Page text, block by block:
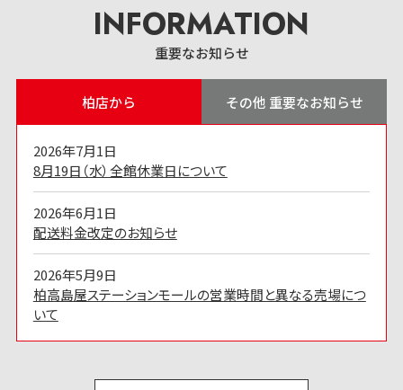
INFORMATION
重要なお知らせ
柏店から その他 重要なお知らせ
2026年7月1日
8月19日（水）全館休業日について
2026年6月1日
配送料金改定のお知らせ
2026年5月9日
柏高島屋ステーションモールの営業時間と異なる売場につ
いて